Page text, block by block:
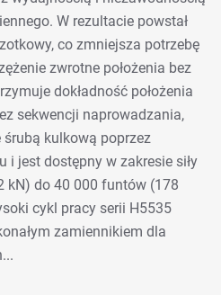
W rezultacie powstał
co zmniejsza potrzebę
zwrotne położenia bez
dokładność położenia
sekwencji naprowadzania,
kulkową poprzez
i jest dostępny w zakresie siły
kN) do 40 000 funtów (178
cykl pracy serii H5535
zamiennikiem dla